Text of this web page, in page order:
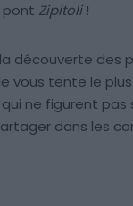
pont Zipitoli!
découverte des
vous tente le plus
ne figurent
dans les